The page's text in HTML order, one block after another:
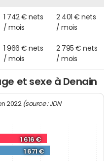
1 742 € nets
/ mois
2 401 € nets
/ mois
1 966 € nets
/ mois
2 795 € nets
/ mois
et sexe à Denain
2022 (source : JDN
1 616 €
1 671 €